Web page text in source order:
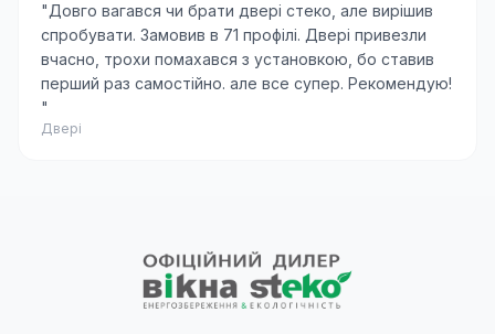
"Довго вагався чи брати двері стеко, але вирішив
спробувати. Замовив в 71 профілі. Двері привезли
вчасно, трохи помахався з установкою, бо ставив
перший раз самостійно. але все супер. Рекомендую!
"
Двері